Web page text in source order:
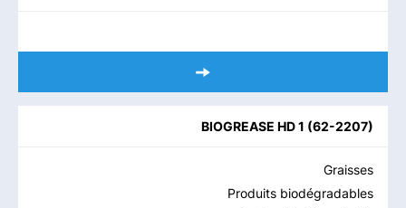
BIOGREASE HD 1 (62-2207)
Graisses
Produits biodégradables